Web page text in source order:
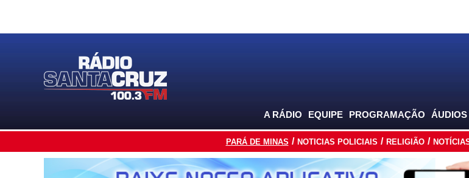
A RÁDIO EQUIPE PROGRAMAÇÃO ÁUDIOS
PARÁ DE MINAS NOTICIAS POLICIAIS RELIGIÃO